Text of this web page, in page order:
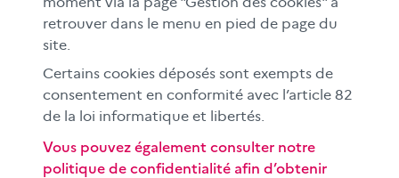
À l'international
CLEMI sup
Espace presse
Si vous souhaitez vous abonner gratuitement à la lettre
retrouver dans le menu en pied de page du
site.
Certains cookies déposés sont exempts de
consentement en conformité avec l’article 82
de la loi informatique et libertés.
Vous pouvez également consulter notre
politique de confidentialité afin d’obtenir